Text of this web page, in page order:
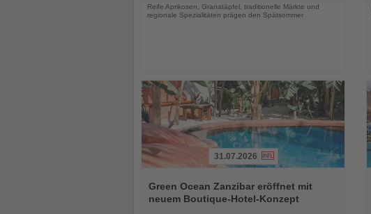
Reife Aprikosen, Granatäpfel, traditionelle Märkte und
regionale Spezialitäten prägen den Spätsommer
Sie
die
31.07.2026
Green Ocean Zanzibar eröffnet mit
neuem Boutique-Hotel-Konzept